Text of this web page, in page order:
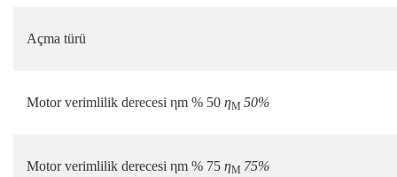
Açma türü
Motor verimlilik derecesi ηm % 50 ηM 50%
Motor verimlilik derecesi ηm % 75 ηM 75%